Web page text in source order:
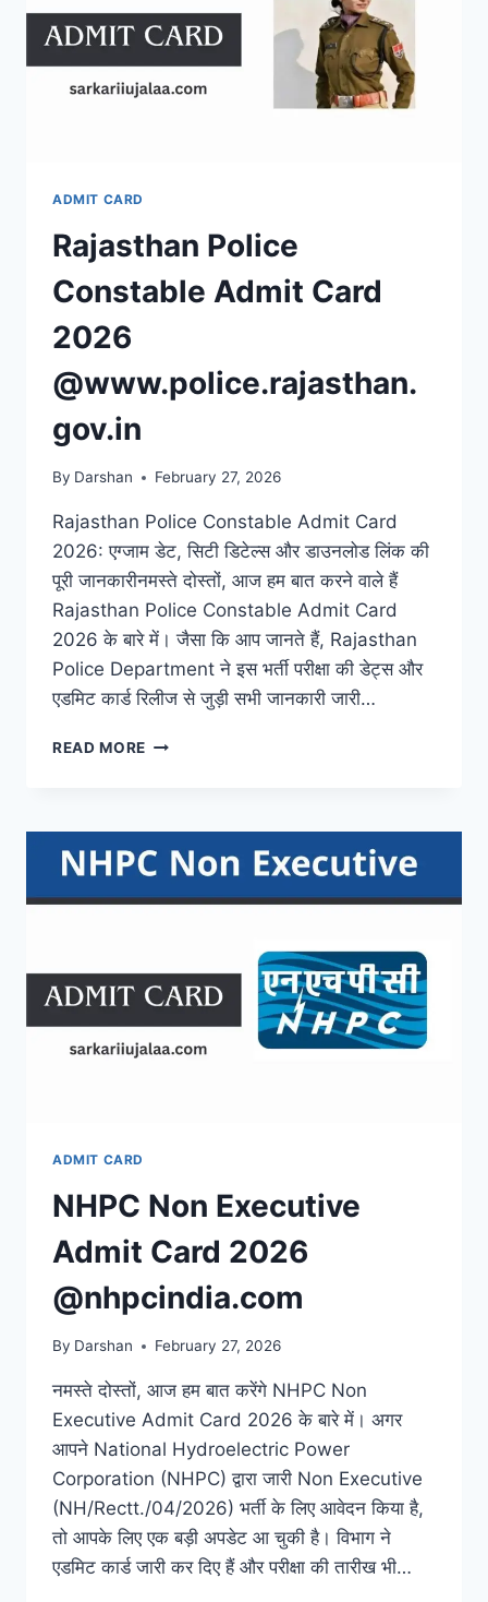
ADMIT CARD
Rajasthan Police
Constable Admit Card
2026
@www.police.rajasthan.
gov.in
By Darshan February 27, 2026
Rajasthan Police Constable Admit Card
2026: एग्जाम डेट, सिटी डिटेल्स और डाउनलोड लिंक की
पूरी जानकारीनमस्ते दोस्तों, आज हम बात करने वाले हैं
Rajasthan Police Constable Admit Card
2026 के बारे में। जैसा कि आप जानते हैं, Rajasthan
Police Department ने इस भर्ती परीक्षा की डेट्स और
एडमिट कार्ड रिलीज से जुड़ी सभी जानकारी जारी…
READ MORE RAJASTHAN
CARD
2026
@WWW.POLICE.RAJASTHAN.GOV.IN
ADMIT CARD
NHPC Non Executive
Admit Card 2026
@nhpcindia.com
By Darshan February 27, 2026
नमस्ते दोस्तों, आज हम बात करेंगे NHPC Non
Executive Admit Card 2026 के बारे में। अगर
आपने National Hydroelectric Power
Corporation (NHPC) द्वारा जारी Non Executive
(NH/Rectt./04/2026) भर्ती के लिए आवेदन किया है,
तो आपके लिए एक बड़ी अपडेट आ चुकी है। विभाग ने
एडमिट कार्ड जारी कर दिए हैं और परीक्षा की तारीख भी…